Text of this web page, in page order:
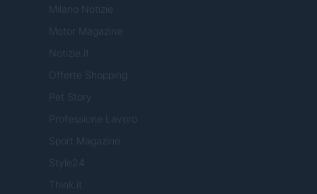
Milano Notizie
Motor Magazine
Notizie.it
Offerte Shopping
Pet Story
Professione Lavoro
Sport Magazine
Style24
Think.it